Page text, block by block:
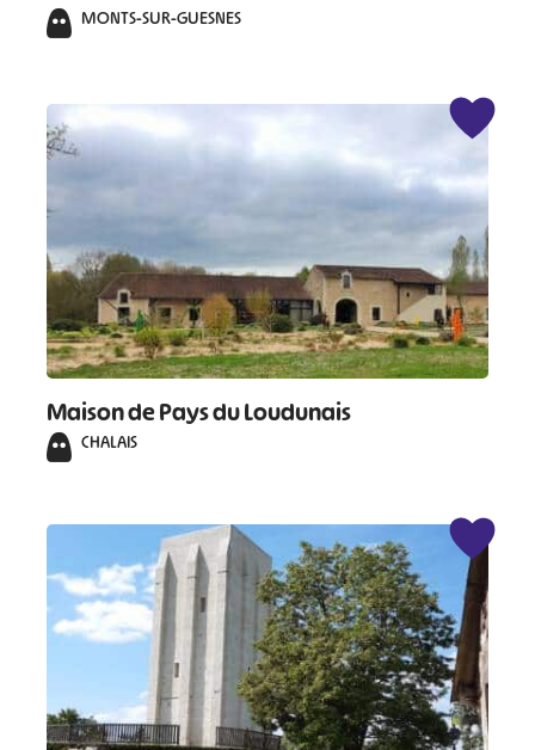
MONTS-SUR-GUESNES
Maison de Pays du Loudunais
CHALAIS
# # #
#
#
#
#